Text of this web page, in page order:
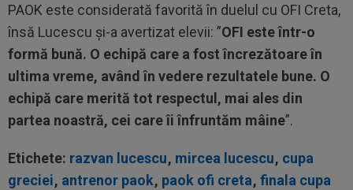
PAOK este considerată favorită în duelul cu OFI Creta,
însă Lucescu și-a avertizat elevii: ”OFI este într-o
formă bună. O echipă care a fost încrezătoare în
ultima vreme, având în vedere rezultatele bune. O
echipă care merită tot respectul, mai ales din
partea noastră, cei care îi înfruntăm mâine”.
Etichete: razvan lucescu, mircea lucescu, cupa
greciei, antrenor paok, paok ofi creta, finala cupa